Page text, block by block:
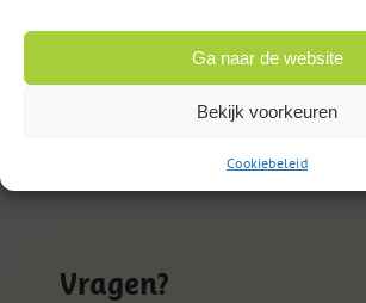
Ga naar de website
Bekijk voorkeuren
Cookiebeleid
vaccins, adviseren [...]
Vragen?